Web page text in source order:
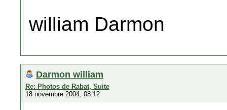
william Darmon
Darmon william
Re: Photos de Rabat, Suite
18 novembre 2004, 08:12